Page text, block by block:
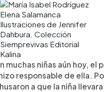
Elena Salamanca
Ilustraciones de Jennifer
Dahbura. Colección
Siemprevivas Editorial
Kalina
muchas niñas aún hoy, el
responsable de ella.
a que la niña